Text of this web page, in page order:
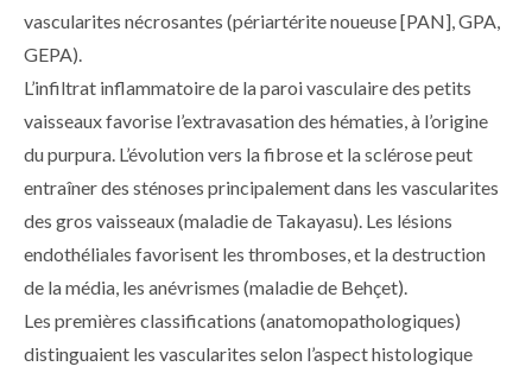
vascularites nécrosantes (périartérite noueuse [PAN], GPA,
GEPA).
L’infiltrat inflammatoire de la paroi vasculaire des petits
vaisseaux favorise l’extravasation des hématies, à l’origine
du purpura. L’évolution vers la fibrose et la sclérose peut
entraîner des sténoses principalement dans les vascularites
des gros vaisseaux (maladie de Takayasu). Les lésions
endothéliales favorisent les thromboses, et la destruction
de la média, les anévrismes (maladie de Behçet).
Les premières classifications (anatomopathologiques)
distinguaient les vascularites selon l’aspect histologique